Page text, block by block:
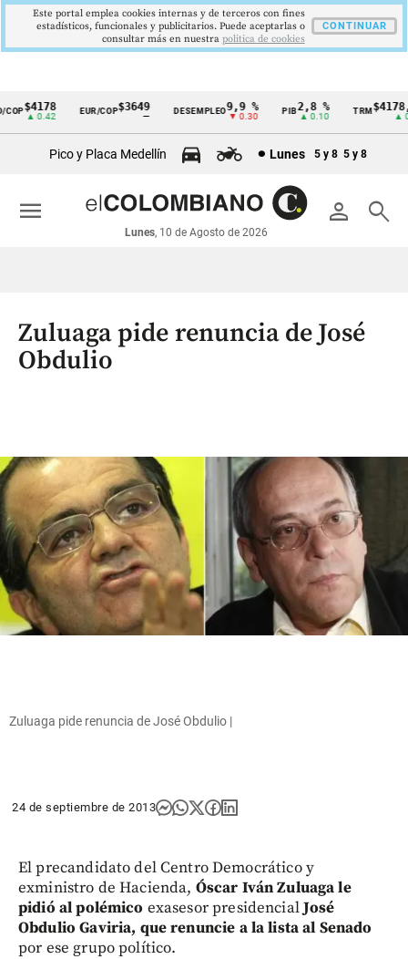
Cintillo
económicos
Colombia
$4178
▲ 0.42
EUR/COP$3649 DESEMPLEO 9,9 %
▼ 0.30
PIB2,8 %
▲ 0.10
TRM
▲
Pico y Placa Medellín Lunes 5 y 8 5 y 8
person search
Lunes, 10 de Agosto de 2026
menu
Zuluaga pide renuncia de José
Obdulio
Zuluaga pide renuncia de José Obdulio |
24 de septiembre de 2013
El precandidato del Centro Democrático y
exministro de Hacienda, Óscar Iván Zuluaga le
pidió al polémico exasesor presidencialJosé
Obdulio Gaviria, que renuncie a la lista al Senado
por ese grupo político.
Este portal emplea cookies internas y de terceros con fines
estadísticos, funcionales y publicitarios. Puede aceptarlas o
consultar más en nuestra politica de cookies
CONTINUAR